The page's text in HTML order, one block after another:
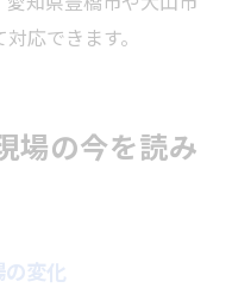
応できます。
場の今を読み
変化